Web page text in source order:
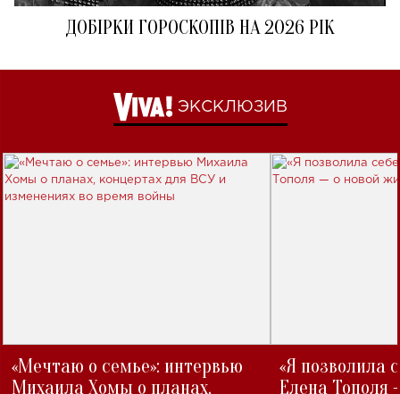
ДОБІРКИ ГОРОСКОПІВ НА 2026 РІК
ЭКСКЛЮЗИВ
«Мечтаю о семье»: интервью
Михаила Хомы о планах,
«Я позволила
Елена Тополя